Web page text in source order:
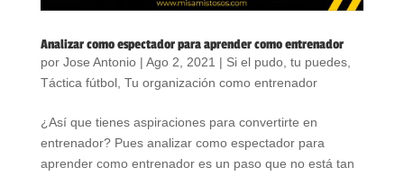
Analizar como espectador para aprender como entrenador
por Jose Antonio| Ago 2, 2021 | Si el pudo, tu puedes,
Táctica fútbol, Tu organización como entrenador
¿Así que tienes aspiraciones para convertirte en
entrenador? Pues analizar como espectador para
aprender como entrenador es un paso que no está tan